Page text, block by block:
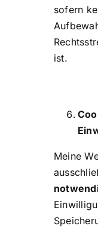
sofern
ist.
Meine